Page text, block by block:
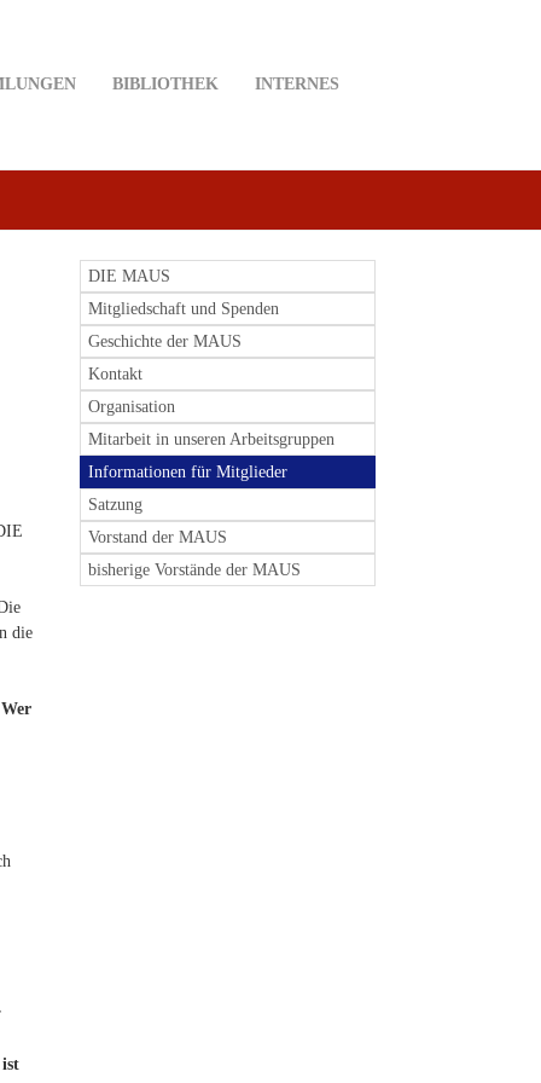
BIBLIOTHEK INTERNES
die
Wer
DIE MAUS
Mitgliedschaft und Spenden
Geschichte der MAUS
Kontakt
Organisation
Mitarbeit in unseren Arbeitsgruppen
Informationen für Mitglieder
Satzung
Vorstand der MAUS
bisherige Vorstände der MAUS